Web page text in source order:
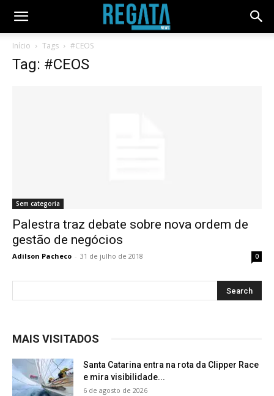
Início Tags #CEOS
Tag: #CEOS
Sem categoria
Palestra traz debate sobre nova ordem de
gestão de negócios
Adilson Pacheco - 31 de julho de 2018 0
MAIS VISITADOS
Santa Catarina entra na rota da Clipper Race
e mira visibilidade...
6 de agosto de 2026